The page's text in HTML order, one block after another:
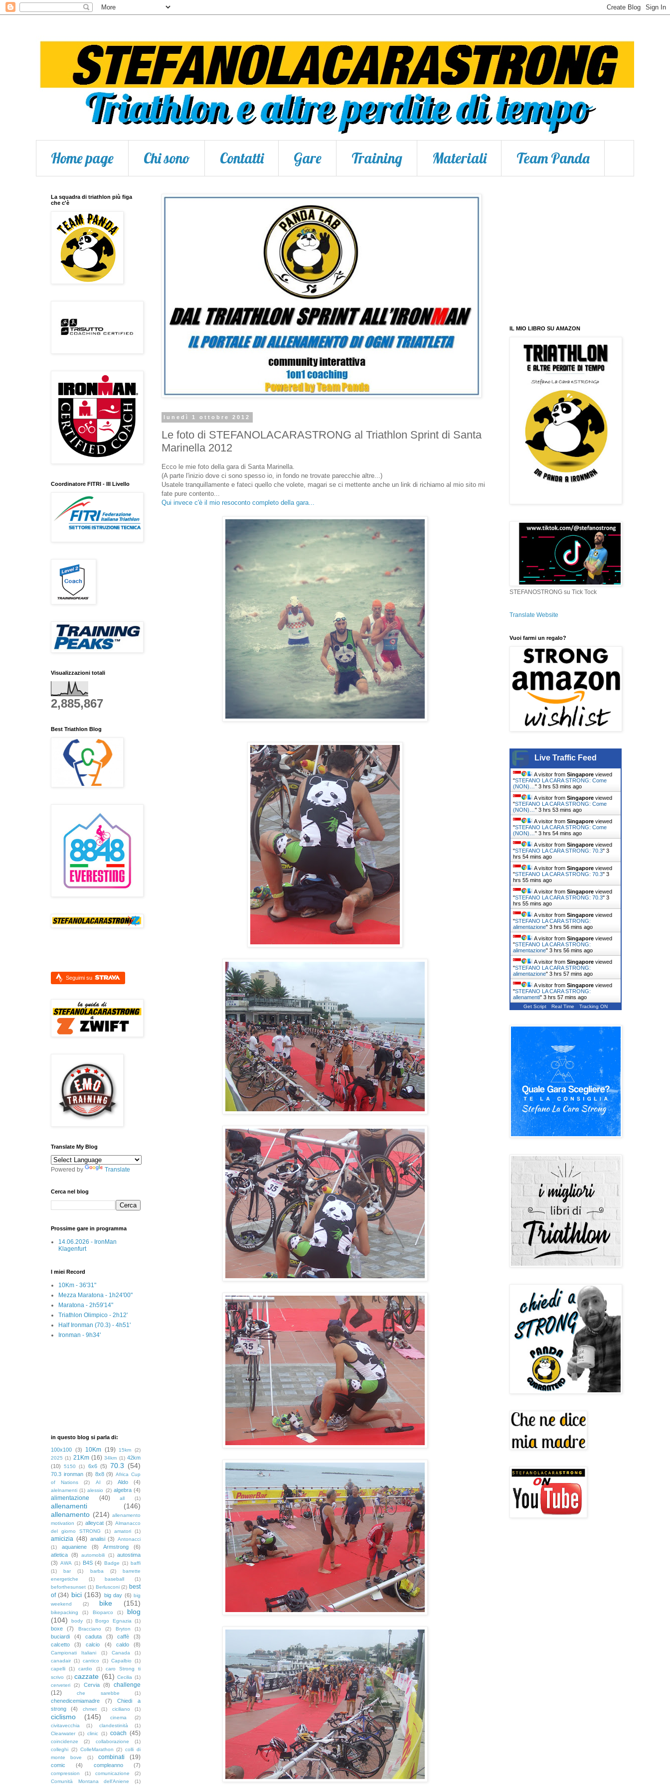
Home page Chi sono Contatti Gare Training Materiali Team Panda
lunedì 1 ottobre 2012
Le foto di STEFANOLACARASTRONG al Triathlon Sprint di Santa
Marinella 2012
Ecco le mie foto della gara di Santa Marinella.
(A parte l'inizio dove ci sono spesso io, in fondo ne trovate parecchie altre...)
Usatele tranquillamente e fateci quello che volete, magari se ci mettente anche un link di richiamo al mio sito mi
fate pure contento...
Qui invece c'è il mio resoconto completo della gara...
La squadra di triathlon più figa
che c'è
Coordinatore FITRI - III Livello
Visualizzazioni totali
2,885,867
Best Triathlon Blog
Seguimi su
Translate My Blog
Powered by Translate
Cerca nel blog
Prossime gare in programma
14.06.2026 - IronMan
Klagenfurt
I miei Record
10Km - 36'31"
Mezza Maratona - 1h24'00"
Maratona - 2h59'14"
Triathlon Olimpico - 2h12'
Half Ironman (70.3) - 4h51'
Ironman - 9h34'
in questo blog si parla di:
100x100 (3) 10Km (19) 15km
(2)
2025 (1) 21Km (16) 34km (1) 42km
(10)
5150 (1) 6x6 (5) 70.3 (54)
70.3 ironman (8) 8x8 (9) Africa Cup
of Nations
(2) AI (2) Aldo (4)
alelnamenti (1) alessio (2) algebra (4)
alimentazione (40) all (1)
allenamenti
(146)
allenamento (214) allenamento
motivation (2) alleycat (3) Almanacco
del giorno STRONG
(1) amatori (1)
amicizia (48) analisi (3)
Antonacci
(1)
aquaniene (8) Armstrong
(6)
atletica (8) automobili (1) autostima
(3) AWA (1) B4S (4) Badge (1) baffi
(1)
bar (1) barba (2)
barrette
energetiche
(1) baseball
(1)
beforthesunset (1) Berlusconi (2) best
of (34) bici (163) big day (6) big
weekend
(2) bike (151)
bikepacking (1) Bioparco (1)
blog
(104)
body (1) Borgo Egnazia (1)
boxe (7) Bracciano (2) Bryton (1)
buciardi (4) caduta (3) caffè
(3)
calcetto
(3) calcio (4) caldo (8)
Campionati Italiani (1) Canada
(1)
canadair (1) cantico (1) Capalbio
(1)
capelli
(1) cardio (1)
caro Strong ti
scrivo (1) cazzate (61) Cecilia (1)
cerveteri
(2) Cervia (8)
challenge
(12)
che sarebbe (1)
chenedicemiamadre (7)
Chiedi a
strong
(4) chmet (1) ciciliano (1)
ciclismo (145) cinema
(2)
civitavecchia
(1) clandestinità
(1)
Clearwater (1) clinic (1) coach (45)
coincidenze (2) collaborazione
(1)
colleghi (2) ColleMarathon (2) colli di
monte bove
(1) combinati (19)
comic (4) compleanno (7)
compression (1) comunicazione
(2)
Comunità Montana dell'Aniene
(1)
IL MIO LIBRO SU AMAZON
STEFANOSTRONG su Tick Tock
Translate Website
Vuoi farmi un regalo?
Live Traffic Feed
A visitor from Singapore viewed
"STEFANO LA CARA STRONG: Come
(NON)… " 3 hrs 53 mins ago
A visitor from Singapore viewed
"STEFANO LA CARA STRONG: Come
(NON)… " 3 hrs 53 mins ago
A visitor from Singapore viewed
"STEFANO LA CARA STRONG: Come
(NON)… " 3 hrs 54 mins ago
A visitor from Singapore viewed
"STEFANO LA CARA STRONG: 70.3" 3
hrs 54 mins ago
A visitor from Singapore viewed
"STEFANO LA CARA STRONG: 70.3" 3
hrs 55 mins ago
A visitor from Singapore viewed
"STEFANO LA CARA STRONG: 70.3" 3
hrs 55 mins ago
A visitor from Singapore viewed
"STEFANO LA CARA STRONG:
alimentazione" 3 hrs 56 mins ago
A visitor from Singapore viewed
"STEFANO LA CARA STRONG:
alimentazione" 3 hrs 56 mins ago
A visitor from Singapore viewed
"STEFANO LA CARA STRONG:
alimentazione" 3 hrs 57 mins ago
A visitor from Singapore viewed
"STEFANO LA CARA STRONG:
allenamenti" 3 hrs 57 mins ago
Get Script Real Time Tracking ON